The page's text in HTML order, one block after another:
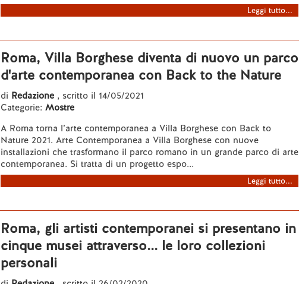
Leggi tutto...
Roma, Villa Borghese diventa di nuovo un parco
d'arte contemporanea con Back to the Nature
di Redazione , scritto il 14/05/2021
Categorie: Mostre
A Roma torna l’arte contemporanea a Villa Borghese con Back to
Nature 2021. Arte Contemporanea a Villa Borghese con nuove
installazioni che trasformano il parco romano in un grande parco di arte
contemporanea. Si tratta di un progetto espo...
Leggi tutto...
Roma, gli artisti contemporanei si presentano in
cinque musei attraverso... le loro collezioni
personali